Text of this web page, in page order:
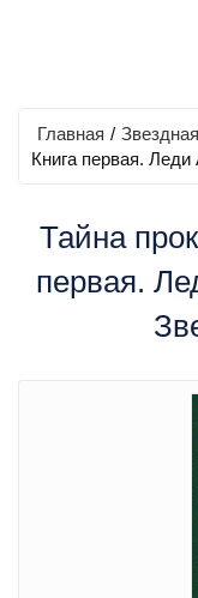
Главная /
Книга первая.
Тайна
первая.